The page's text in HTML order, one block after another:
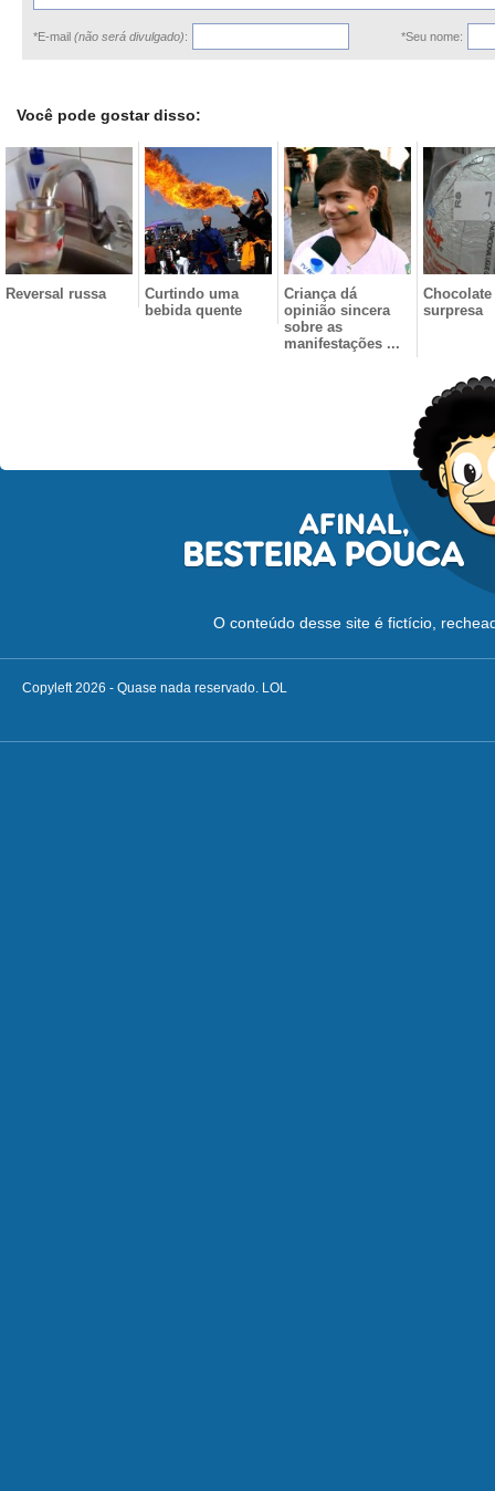
*E-mail (não será divulgado): *Seu nome:
Você pode gostar disso:
Reversal russa
Curtindo uma
bebida quente
Criança dá
opinião sincera
sobre as
manifestações ...
surpresa
O conteúdo desse site é fictício,
Copyleft 2026 - Quase nada reservado. LOL